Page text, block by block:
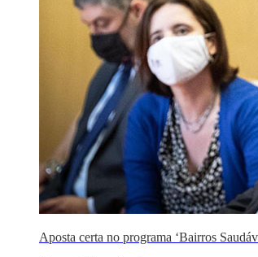
Aposta certa no programa ‘Bairros